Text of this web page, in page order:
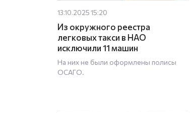
13.10.2025 15:20
Из окружного реестра
легковых такси в НАО
исключили 11 машин
На них не были оформлены полисы
ОСАГО.